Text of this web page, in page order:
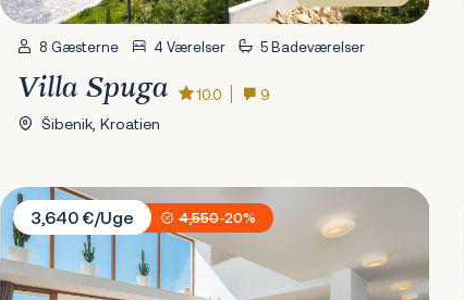
8 Gæsterne 4 Værelser 5 Badeværelser
Villa Spuga 10.0
9
Šibenik, Kroatien
Villa Jasmin
3,640 €/Uge
4,550-20%